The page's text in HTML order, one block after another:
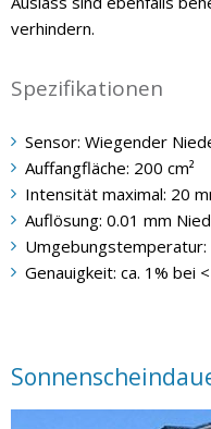
verhindern.
Spezifikationen
Sensor: Wiegender
Auffangfläche: 200 cm²
Intensität maximal: 20
Auflösung: 0.01 mm
Umgebungstemperatur:
Genauigkeit: ca. 1% bei